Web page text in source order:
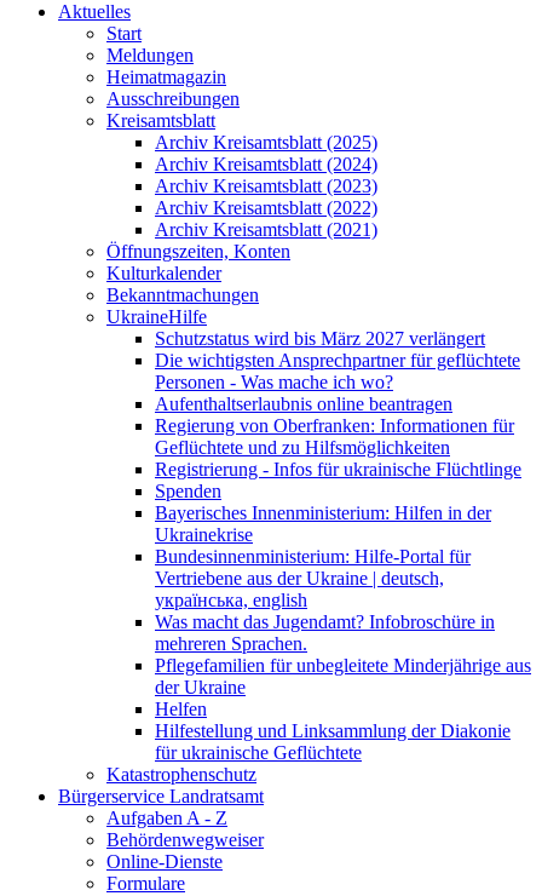
Aktuelles
Start
Meldungen
Heimatmagazin
Ausschreibungen
Kreisamtsblatt
Archiv Kreisamtsblatt (2025)
Archiv Kreisamtsblatt (2024)
Archiv Kreisamtsblatt (2023)
Archiv Kreisamtsblatt (2022)
Archiv Kreisamtsblatt (2021)
Öffnungszeiten, Konten
Kulturkalender
Bekanntmachungen
UkraineHilfe
Schutzstatus wird bis März 2027 verlängert
Die wichtigsten Ansprechpartner für geflüchtete
Personen - Was mache ich wo?
Aufenthaltserlaubnis online beantragen
Regierung von Oberfranken: Informationen für
Geflüchtete und zu Hilfsmöglichkeiten
Registrierung - Infos für ukrainische Flüchtlinge
Spenden
Bayerisches Innenministerium: Hilfen in der
Ukrainekrise
Bundesinnenministerium: Hilfe-Portal für
Vertriebene aus der Ukraine | deutsch,
українська, english
Was macht das Jugendamt? Infobroschüre in
mehreren Sprachen.
Pflegefamilien für unbegleitete Minderjährige aus
der Ukraine
Helfen
Hilfestellung und Linksammlung der Diakonie
für ukrainische Geflüchtete
Katastrophenschutz
Bürgerservice Landratsamt
Aufgaben A - Z
Behördenwegweiser
Online-Dienste
Formulare